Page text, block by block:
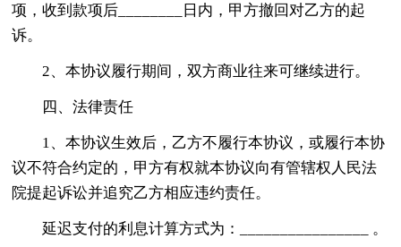
项，收到款项后________日内，甲方撤回对乙方的起
诉。
2、本协议履行期间，双方商业往来可继续进行。
四、法律责任
1、本协议生效后，乙方不履行本协议，或履行本协
议不符合约定的，甲方有权就本协议向有管辖权人民法
院提起诉讼并追究乙方相应违约责任。
延迟支付的利息计算方式为：________________ 。